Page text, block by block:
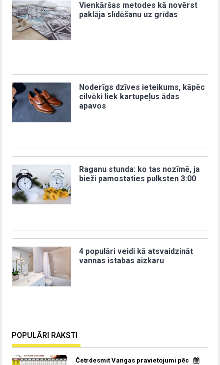
Vienkāršas metodes kā novērst
paklāja slīdēšanu uz grīdas
Noderīgs dzīves ieteikums, kāpēc
cilvēki liek kartupeļus ādas
apavos
Raganu stunda: ko tas nozīmē, ja
bieži pamostaties pulksten 3:00
4 populāri veidi kā atsvaidzināt
vannas istabas aizkaru
POPULĀRI RAKSTI
Četrdesmit Vangas pravietojumi pēc